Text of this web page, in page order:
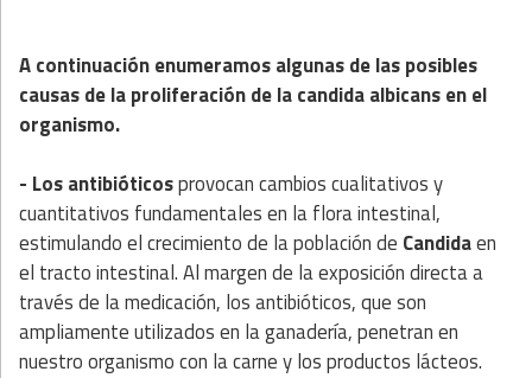
A continuación enumeramos algunas de las posibles
causas de la proliferación de la candida albicans en el
organismo.
- Los antibióticosprovocan cambios cualitativos y
cuantitativos fundamentales en la flora intestinal,
estimulando el crecimiento de la población de Candidaen
el tracto intestinal. Al margen de la exposición directa a
través de la medicación, los antibióticos, que son
ampliamente utilizados en la ganadería, penetran en
nuestro organismo con la carne y los productos lácteos.